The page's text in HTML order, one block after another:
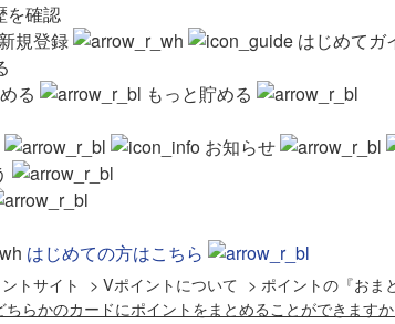
を確認
規登録
はじめてガ
る
もっと貯める
お知らせ
はじめての方はこちら
トサイト > Vポイントについて > ポイントの『おま
ちらかのカードにポイントをまとめることができます